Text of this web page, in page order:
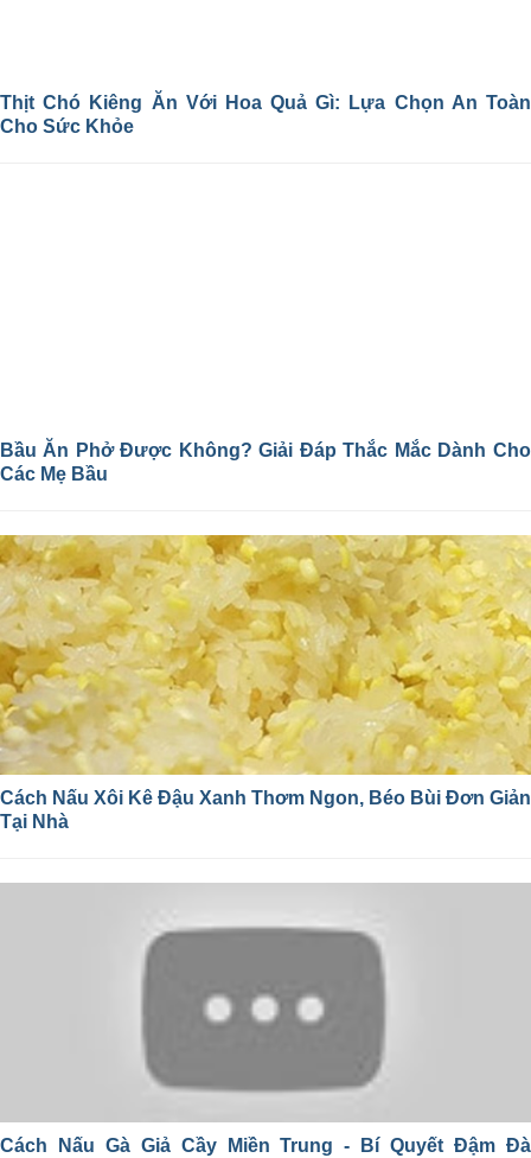
Thịt Chó Kiêng Ăn Với Hoa Quả Gì: Lựa Chọn An Toàn
Cho Sức Khỏe
Bầu Ăn Phở Được Không? Giải Đáp Thắc Mắc Dành Cho
Các Mẹ Bầu
Cách Nấu Xôi Kê Đậu Xanh Thơm Ngon, Béo Bùi Đơn Giản
Tại Nhà
Cách Nấu Gà Giả Cầy Miền Trung - Bí Quyết Đậm Đà